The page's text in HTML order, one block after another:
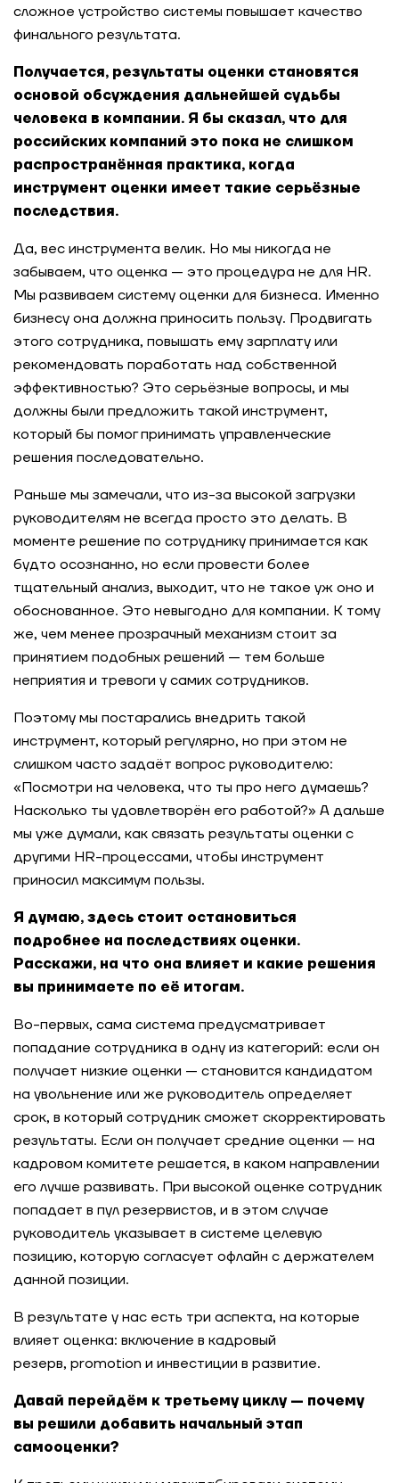
сложное устройство системы повышает качество
финального результата.
Получается, результаты оценки становятся
основой обсуждения дальнейшей судьбы
человека в компании. Я бы сказал, что для
российских компаний это пока не слишком
распространённая практика, когда
инструмент оценки имеет такие серьёзные
последствия.
Да, вес инструмента велик. Но мы никогда не
забываем, что оценка — это процедура не для HR.
Мы развиваем систему оценки для бизнеса. Именно
бизнесу она должна приносить пользу. Продвигать
этого сотрудника, повышать ему зарплату или
рекомендовать поработать над собственной
эффективностью? Это серьёзные вопросы, и мы
должны были предложить такой инструмент,
который бы помог принимать управленческие
решения последовательно.
Раньше мы замечали, что из-за высокой загрузки
руководителям не всегда просто это делать. В
моменте решение по сотруднику принимается как
будто осознанно, но если провести более
тщательный анализ, выходит, что не такое уж оно и
обоснованное. Это невыгодно для компании. К тому
же, чем менее прозрачный механизм стоит за
принятием подобных решений — тем больше
неприятия и тревоги у самих сотрудников.
Поэтому мы постарались внедрить такой
инструмент, который регулярно, но при этом не
слишком часто задаёт вопрос руководителю:
«Посмотри на человека, что ты про него думаешь?
Насколько ты удовлетворён его работой?» А дальше
мы уже думали, как связать результаты оценки с
другими HR-процессами, чтобы инструмент
приносил максимум пользы.
Я думаю, здесь стоит остановиться
подробнее на последствиях оценки.
Расскажи, на что она влияет и какие решения
вы принимаете по её итогам.
Во-первых, сама система предусматривает
попадание сотрудника в одну из категорий: если он
получает низкие оценки — становится кандидатом
на увольнение или же руководитель определяет
срок, в который сотрудник сможет скорректировать
результаты. Если он получает средние оценки — на
кадровом комитете решается, в каком направлении
его лучше развивать. При высокой оценке сотрудник
попадает в пул резервистов, и в этом случае
руководитель указывает в системе целевую
позицию, которую согласует офлайн с держателем
данной позиции.
В результате у нас есть три аспекта, на которые
влияет оценка: включение в кадровый
резерв, promotion и инвестиции в развитие.
Давай перейдём к третьему циклу — почему
вы решили добавить начальный этап
самооценки?